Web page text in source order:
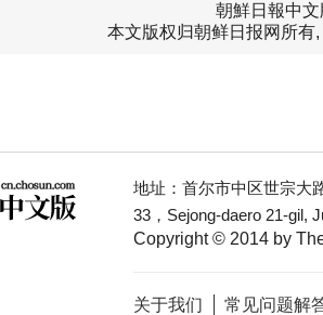
朝鮮日報中
本文版权归朝鲜日报网所有
地址：首尔市中区世宗大
33，Sejong-daero 21-gil,
Copyright © 2014 by
关于我们 常见问题解